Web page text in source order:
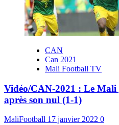
CAN
Can 2021
Mali Football TV
Vidéo/CAN-2021 : Le
après son nul (1-1)
MaliFootball 17 janvier 2022 0